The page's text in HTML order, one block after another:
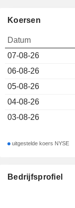
Bedrijfsprofiel
Koersen
Datum
07-08-26
06-08-26
05-08-26
04-08-26
03-08-26
uitgestelde koers NYSE